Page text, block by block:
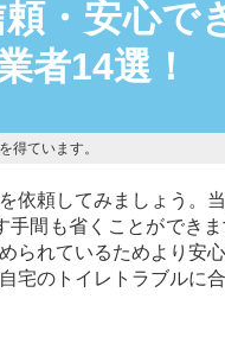
・安心で
者14選！
得ています。
依頼してみましょう。
間も省くことができ
られているためより安
宅のトイレトラブルに